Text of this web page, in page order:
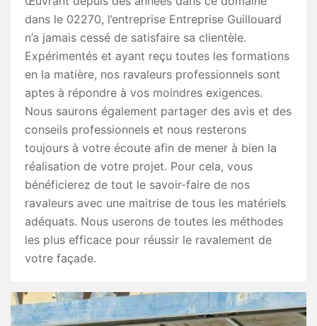
dans le 02270, l’entreprise Entreprise Guillouard
n’a jamais cessé de satisfaire sa clientèle.
Expérimentés et ayant reçu toutes les formations
en la matière, nos ravaleurs professionnels sont
aptes à répondre à vos moindres exigences.
Nous saurons également partager des avis et des
conseils professionnels et nous resterons
toujours à votre écoute afin de mener à bien la
réalisation de votre projet. Pour cela, vous
bénéficierez de tout le savoir-faire de nos
ravaleurs avec une maitrise de tous les matériels
adéquats. Nous userons de toutes les méthodes
les plus efficace pour réussir le ravalement de
votre façade.